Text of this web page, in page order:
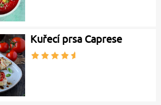
Kuřecí prsa Caprese